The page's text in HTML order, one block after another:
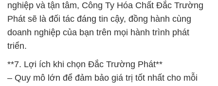
nghiệp và tận tâm, Công Ty Hóa Chất Đắc Trường
Phát sẽ là đối tác đáng tin cậy, đồng hành cùng
doanh nghiệp của bạn trên mọi hành trình phát
triển.
**7. Lợi ích khi chọn Đắc Trường Phát**
– Quy mô lớn để đảm bảo giá trị tốt nhất cho mỗi